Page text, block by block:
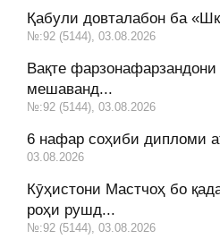
Қабули довталабон ба
№:92 (5144), 03.08.2026
Вақте
мешаванд...
№:92 (5144), 03.08.2026
6 нафар соҳиби дипломи
03.08.2026
Кӯҳистони Мастчоҳ бо
роҳи рушд...
№:92 (5144), 03.08.2026